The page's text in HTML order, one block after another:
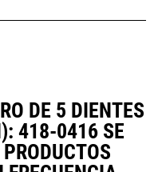
DE 5 DIENTES
418-0416 SE